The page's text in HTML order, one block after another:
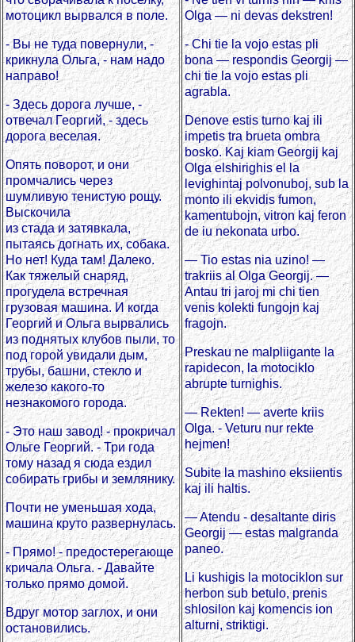
мотоцикл вырвался в поле.
- Вы не туда повернули, -
крикнула Ольга, - нам надо
направо!
- Здесь дорога лучше, -
отвечал Георгий, - здесь
дорога веселая.
Опять поворот, и они
промчались через
шумливую тенистую рощу.
Выскочила
из стада и затявкала,
пытаясь догнать их, собака.
Но нет! Куда там! Далеко.
Как тяжелый снаряд,
прогудела встречная
грузовая машина. И когда
Георгий и Ольга вырвались
из поднятых клубов пыли, то
под горой увидали дым,
трубы, башни, стекло и
железо какого-то
незнакомого города.
- Это наш завод! - прокричал
Ольге Георгий. - Три года
тому назад я сюда ездил
собирать грибы и землянику.
Почти не уменьшая хода,
машина круто развернулась.
- Прямо! - предостерегающе
кричала Ольга. - Давайте
только прямо домой.
Вдруг мотор заглох, и они
остановились.
Olga — ni devas dekstren!
- Chi tie la vojo estas pli
bona — respondis Georgij —
chi tie la vojo estas pli
agrabla.
Denove estis turno kaj ili
impetis tra brueta ombra
bosko. Kaj kiam Georgij kaj
Olga elshirighis el la
levighintaj polvonuboj, sub la
monto ili ekvidis fumon,
kamentubojn, vitron kaj feron
de iu nekonata urbo.
— Tio estas nia uzino! —
trakriis al Olga Georgij. —
Antau tri jaroj mi chi tien
venis kolekti fungojn kaj
fragojn.
Preskau ne malpliigante la
rapidecon, la motociklo
abrupte turnighis.
— Rekten! — averte kriis
Olga. - Veturu nur rekte
hejmen!
Subite la mashino eksiientis
kaj ili haltis.
— Atendu - desaltante diris
Georgij — estas malgranda
paneo.
Li kushigis la motociklon sur
herbon sub betulo, prenis
shlosilon kaj komencis ion
alturni, striktigi.